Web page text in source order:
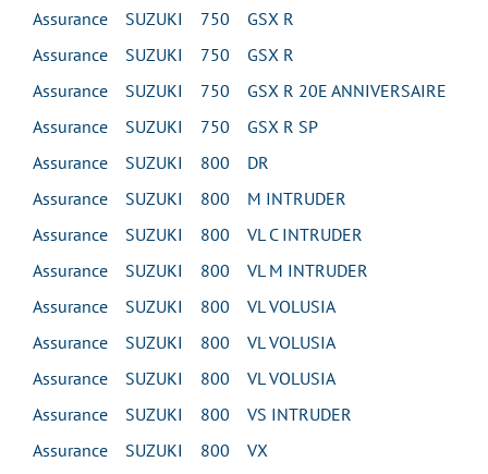
Assurance SUZUKI 750 GSX R
Assurance SUZUKI 750 GSX R
Assurance SUZUKI 750 GSX R 20E ANNIVERSAIRE
Assurance SUZUKI 750 GSX R SP
Assurance SUZUKI 800 DR
Assurance SUZUKI 800 M INTRUDER
Assurance SUZUKI 800 VL C INTRUDER
Assurance SUZUKI 800 VL M INTRUDER
Assurance SUZUKI 800 VL VOLUSIA
Assurance SUZUKI 800 VL VOLUSIA
Assurance SUZUKI 800 VL VOLUSIA
Assurance SUZUKI 800 VS INTRUDER
Assurance SUZUKI 800 VX